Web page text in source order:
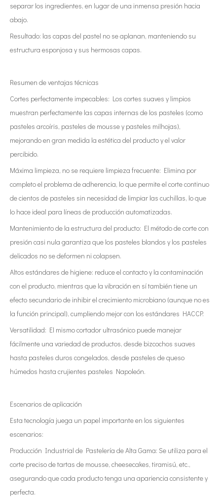
separar los ingredientes, en lugar de una inmensa presión hacia
abajo.
Resultado: las capas del pastel no se aplanan, manteniendo su
estructura esponjosa y sus hermosas capas.
Resumen de ventajas técnicas
Cortes perfectamente impecables: Los cortes suaves y limpios
muestran perfectamente las capas internas de los pasteles (como
pasteles arcoíris, pasteles de mousse y pasteles milhojas),
mejorando en gran medida la estética del producto y el valor
percibido.
Máxima limpieza, no se requiere limpieza frecuente: Elimina por
completo el problema de adherencia, lo que permite el corte continuo
de cientos de pasteles sin necesidad de limpiar las cuchillas, lo que
lo hace ideal para líneas de producción automatizadas.
Mantenimiento de la estructura del producto: El método de corte con
presión casi nula garantiza que los pasteles blandos y los pasteles
delicados no se deformen ni colapsen.
Altos estándares de higiene: reduce el contacto y la contaminación
con el producto, mientras que la vibración en sí también tiene un
efecto secundario de inhibir el crecimiento microbiano (aunque no es
la función principal), cumpliendo mejor con los estándares HACCP.
Versatilidad: El mismo cortador ultrasónico puede manejar
fácilmente una variedad de productos, desde bizcochos suaves
hasta pasteles duros congelados, desde pasteles de queso
húmedos hasta crujientes pasteles Napoleón.
Escenarios de aplicación
Esta tecnología juega un papel importante en los siguientes
escenarios:
Producción Industrial de Pastelería de Alta Gama: Se utiliza para el
corte preciso de tartas de mousse, cheesecakes, tiramisú, etc.,
asegurando que cada producto tenga una apariencia consistente y
perfecta.